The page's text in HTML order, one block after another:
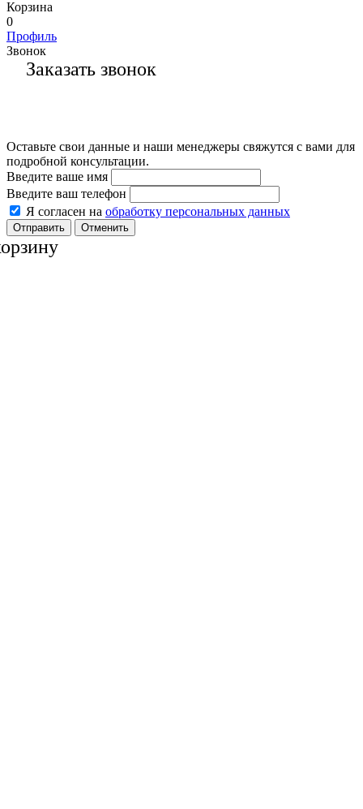
Корзина
0
Профиль
Звонок
Заказать звонок
Оставьте свои данные и наши менеджеры свяжутся с вами для
подробной консультации.
Введите ваше имя
Введите ваш телефон
Я согласен на обработку персональных данных
Отменить